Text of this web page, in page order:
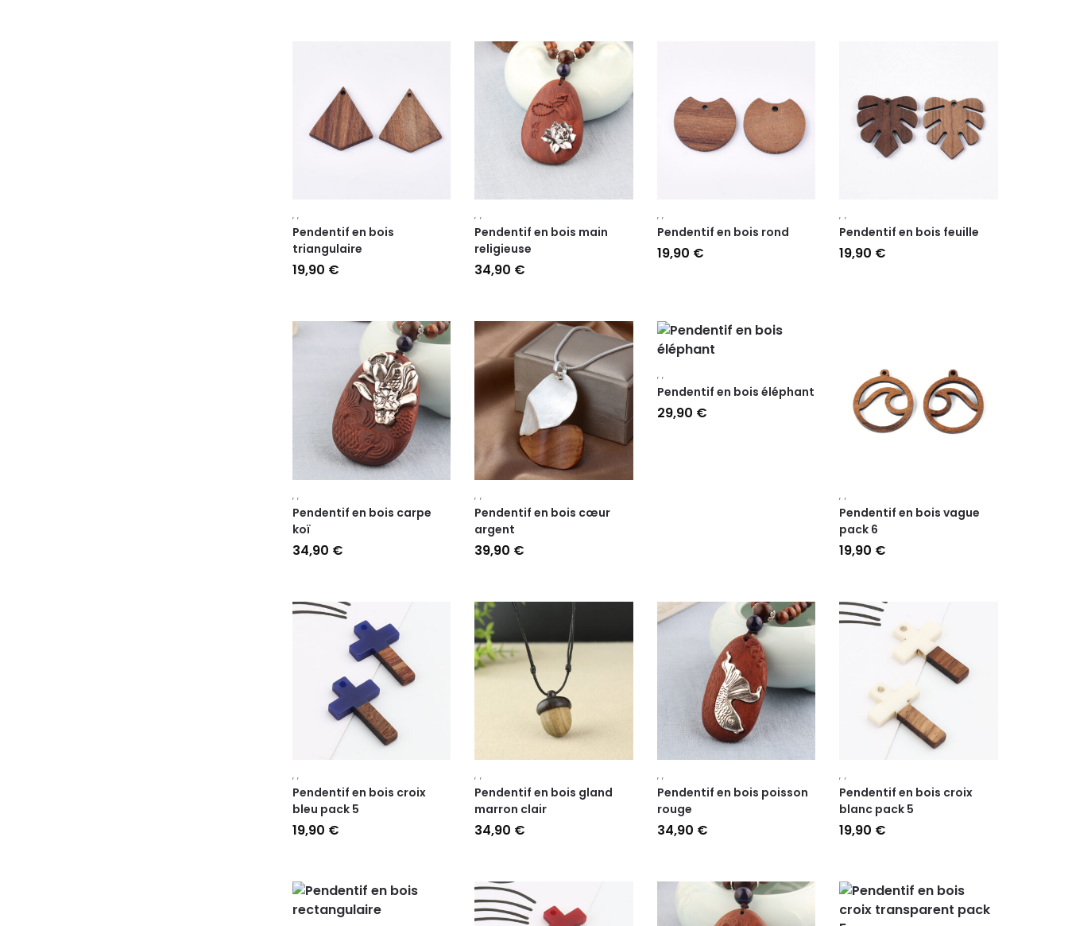
,,
Pendentif en bois
triangulaire
19,90 €
, ,
Pendentif en bois main
religieuse
34,90 €
,,
Pendentif en bois rond
19,90 €
, ,
Pendentif en bois feuille
19,90 €
,,
Pendentif en bois carpe
koï
34,90 €
, ,
Pendentif en bois cœur
argent
39,90 €
,,
Pendentif en bois éléphant
29,90 €
, ,
Pendentif en bois vague
pack 6
19,90 €
,,
Pendentif en bois croix
bleu pack 5
19,90 €
, ,
Pendentif en bois gland
marron clair
34,90 €
,,
Pendentif en bois poisson
rouge
34,90 €
, ,
Pendentif en bois croix
blanc pack 5
19,90 €